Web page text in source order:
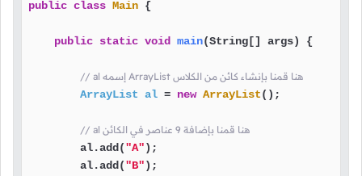
public class Main {
public static void main(String[] args) {
// al إسمه ArrayList هنا قمنا بإنشاء كائن من الكلاس
ArrayList al = new ArrayList();
// al هنا قمنا بإضافة 9 عناصر في الكائن
        al.add(
"A");
        al.add(
"B");